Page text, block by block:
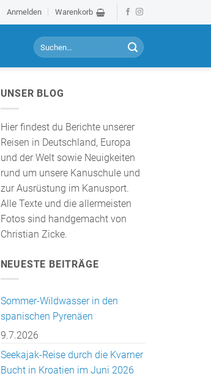
Anmelden Warenkorb
S
u
c
e
c
h
:
UNSER BLOG
Hier findest du Berichte unserer
Reisen in Deutschland, Europa
und der Welt sowie Neuigkeiten
rund um unsere Kanuschule und
zur Ausrüstung im Kanusport.
Alle Texte und die allermeisten
Fotos sind handgemacht von
Christian Zicke.
NEUESTE BEITRÄGE
Sommer-Wildwasser in den
spanischen Pyrenäen
9.7.2026
Seekajak-Reise durch die Kvarner
Bucht in Kroatien im Juni 2026